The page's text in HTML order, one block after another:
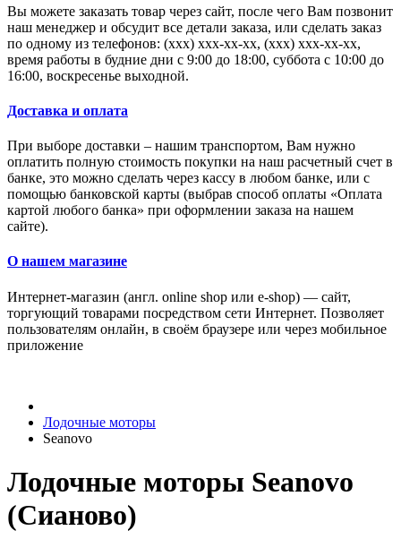
Вы можете заказать товар через сайт, после чего Вам позвонит
наш менеджер и обсудит все детали заказа, или сделать заказ
по одному из телефонов: (xxx) xxx-xx-xx, (xxx) xxx-xx-xx,
время работы в будние дни с 9:00 до 18:00, суббота с 10:00 до
16:00, воскресенье выходной.
Доставка и оплата
При выборе доставки – нашим транспортом, Вам нужно
оплатить полную стоимость покупки на наш расчетный счет в
банке, это можно сделать через кассу в любом банке, или с
помощью банковской карты (выбрав способ оплаты «Оплата
картой любого банка» при оформлении заказа на нашем
сайте).
О нашем магазине
Интернет-магазин (англ. online shop или e-shop) — сайт,
торгующий товарами посредством сети Интернет. Позволяет
пользователям онлайн, в своём браузере или через мобильное
приложение
Лодочные моторы
Seanovo
Лодочные моторы Seanovo
(Сианово)